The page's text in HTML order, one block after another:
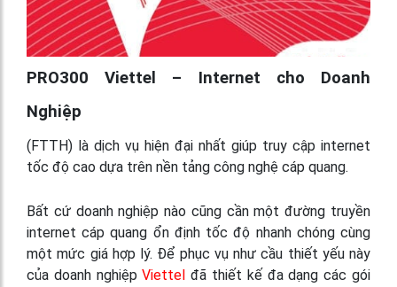
PRO300 Viettel – Internet cho Doanh
Nghiệp
(FTTH) là dịch vụ hiện đại nhất giúp truy cập internet
tốc độ cao dựa trên nền tảng công nghệ cáp quang.
Bất cứ doanh nghiệp nào cũng cần một đường truyền
internet cáp quang ổn định tốc độ nhanh chóng cùng
một mức giá hợp lý. Để phục vụ như cầu thiết yếu này
của doanh nghiệpViettel đã thiết kế đa dạng các gói